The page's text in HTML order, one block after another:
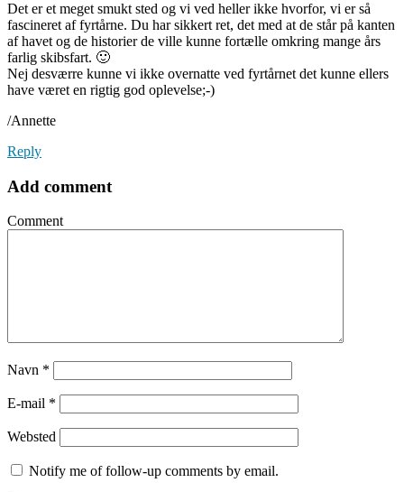
Det er et meget smukt sted og vi ved heller ikke hvorfor, vi er så
fascineret af fyrtårne. Du har sikkert ret, det med at de står på kanten
af havet og de historier de ville kunne fortælle omkring mange års
farlig skibsfart. 🙂
Nej desværre kunne vi ikke overnatte ved fyrtårnet det kunne ellers
have været en rigtig god oplevelse;-)
/Annette
Reply
Add comment
Comment
Navn *
E-mail *
Websted
Notify me of follow-up comments by email.